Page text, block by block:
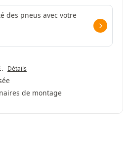
des pneus avec votre
Détails
de montage